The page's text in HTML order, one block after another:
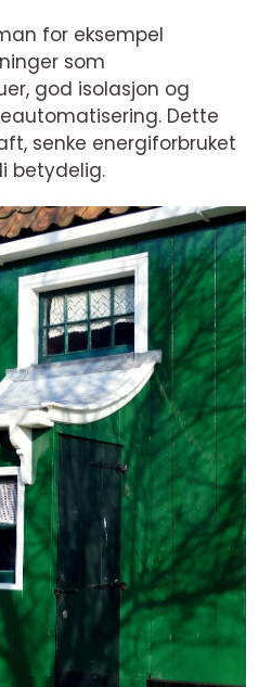
for eksempel
som
god isolasjon og
Dette
senke energiforbruket
betydelig.